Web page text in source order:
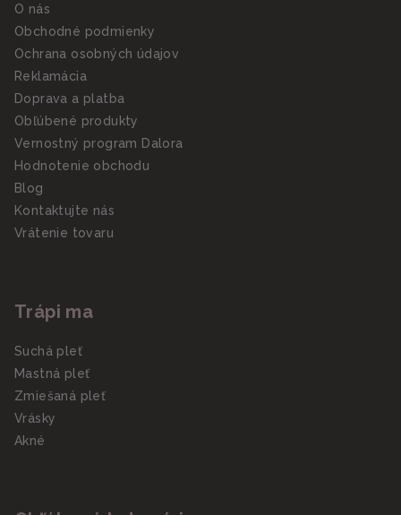
O nás
Obchodné podmienky
Ochrana osobných údajov
Reklamácia
Doprava a platba
Obľúbené produkty
Vernostný program Dalora
Hodnotenie obchodu
Blog
Kontaktujte nás
Vrátenie tovaru
Trápi ma
Suchá pleť
Mastná pleť
Zmiešaná pleť
Vrásky
Akné